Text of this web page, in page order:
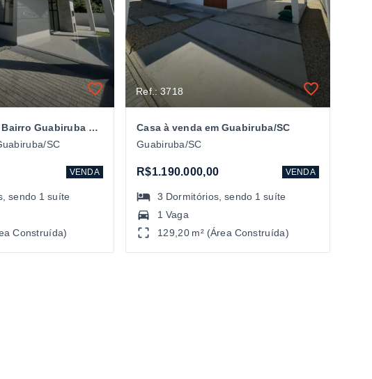
Casaá venda no Bairro Guabiruba Sul em Guabiruba/SC
SC
VENDA
, sendo 1 suíte
Construída)
Ref.: 3718
Casa à venda em Guabiruba/SC
Guabiruba/SC
R$1.190.000,00 VENDA
3 Dormitórios , sendo 1 suíte
1 Vaga
129,20 m² (Área Construída)